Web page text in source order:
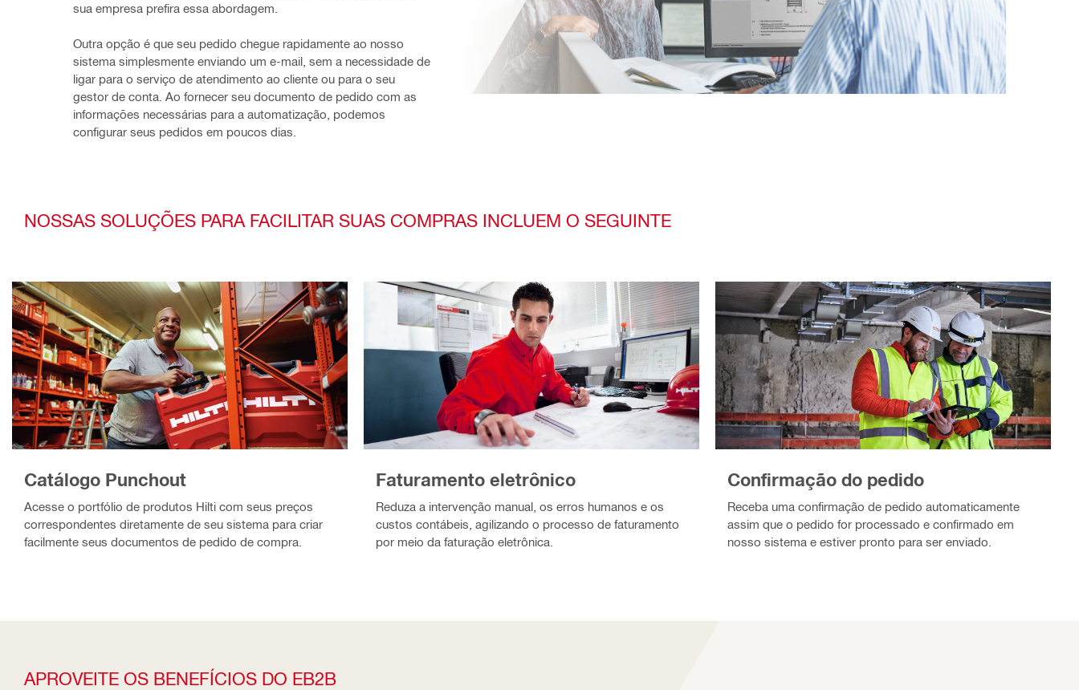
sua empresa prefira essa abordagem.
Outra opção é que seu pedido chegue rapidamente ao nosso
sistema simplesmente enviando um e-mail, sem a necessidade de
ligar para o serviço de atendimento ao cliente ou para o seu
gestor de conta. Ao fornecer seu documento de pedido com as
informações necessárias para a automatização, podemos
configurar seus pedidos em poucos dias.
NOSSAS SOLUÇÕES PARA FACILITAR SUAS COMPRAS INCLUEM O SEGUINTE
Catálogo Punchout
Acesse o portfólio de produtos Hilti com seus preços
correspondentes diretamente de seu sistema para criar
facilmente seus documentos de pedido de compra.
Faturamento eletrônico
Reduza a intervenção manual, os erros humanos e os
custos contábeis, agilizando o processo de faturamento
por meio da faturação eletrônica.
Confirmação do pedido
Receba uma confirmação de pedido automaticamente
assim que o pedido for processado e confirmado em
nosso sistema e estiver pronto para ser enviado.
APROVEITE OS BENEFÍCIOS DO EB2B